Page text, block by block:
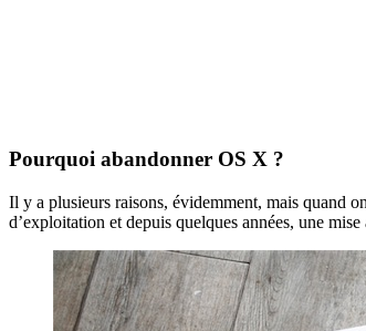
Pourquoi abandonner OS X ?
Il y a plusieurs raisons, évidemment, mais quand
d’exploitation et depuis quelques années, une